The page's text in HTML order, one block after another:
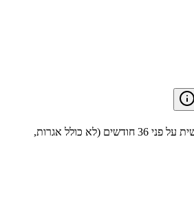
עלות חודשית הוצאות חודשית על פני 36 חודשים (לא כולל אגרות,